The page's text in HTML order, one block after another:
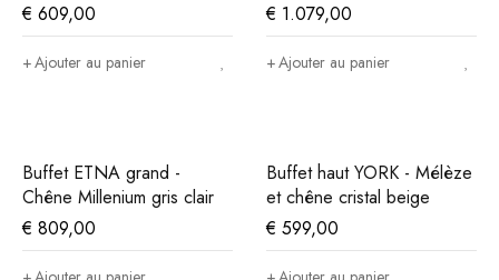
€ 609,00
Ajouter au panier
€ 1.079,00
Ajouter au panier
Buffet ETNA grand -
Chêne Millenium gris clair
€ 809,00
Buffet haut YORK - Mélèze
et chêne cristal beige
€ 599,00